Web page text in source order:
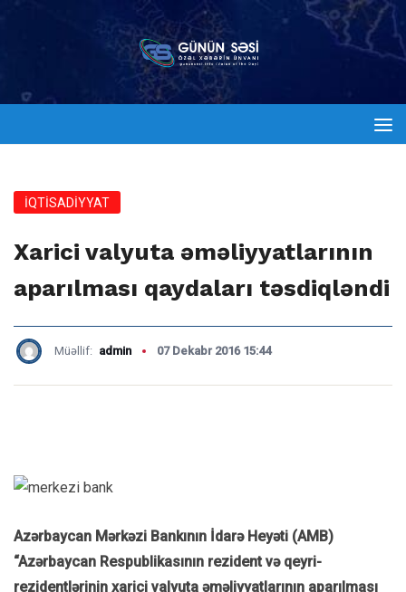
İQTİSADİYYAT
Xarici valyuta əməliyyatlarının
aparılması qaydaları təsdiqləndi
Müəllif: admin 07 Dekabr 2016 15:44
Azərbaycan Mərkəzi Bankının İdarə Heyəti (AMB)
“Azərbaycan Respublikasının rezident və qeyri-
rezidentlərinin xarici valyuta əməliyyatlarının aparılması